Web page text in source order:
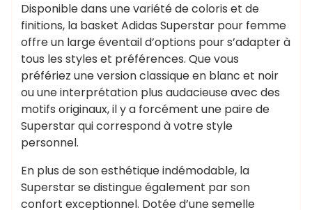
Disponible dans une variété de coloris et de
finitions, la basket Adidas Superstar pour femme
offre un large éventail d’options pour s’adapter à
tous les styles et préférences. Que vous
préfériez une version classique en blanc et noir
ou une interprétation plus audacieuse avec des
motifs originaux, il y a forcément une paire de
Superstar qui correspond à votre style
personnel.
En plus de son esthétique indémodable, la
Superstar se distingue également par son
confort exceptionnel. Dotée d’une semelle